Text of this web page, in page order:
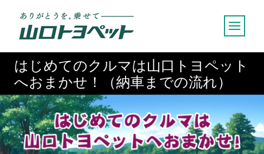
ス
プ
はじめてのクルマは山口トヨペット
へおまかせ！（納車までの流れ）